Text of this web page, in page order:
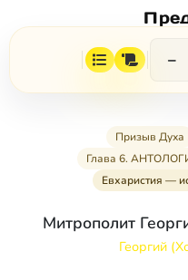
−
Призыв Духа
Глава 6.
Евхаристия —
Митрополит
Георгий